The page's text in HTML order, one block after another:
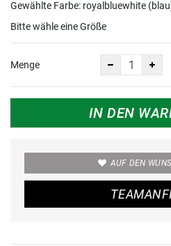
Gewählte Farbe: royalbluewhite
Bitte wähle eine Größe
Menge
IN DEN
AUF DEN